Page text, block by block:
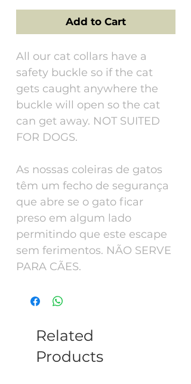
Add to Cart
All our cat collars have a
safety buckle so if the cat
gets caught anywhere the
buckle will open so the cat
can get away. NOT SUITED
FOR DOGS.
As nossas coleiras de gatos
têm um fecho de segurança
que abre se o gato ficar
preso em algum lado
permitindo que este escape
sem ferimentos. NÃO SERVE
PARA CÃES.
Related
Products